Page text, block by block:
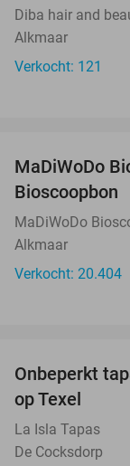
Diba hair and
Alkmaar
Verkocht: 121
MaDiWoDo
Bioscoopbon
MaDiWoDo
Alkmaar
Verkocht: 20.404
Onbeperkt
op Texel
La Isla Tapas
De Cocksdorp